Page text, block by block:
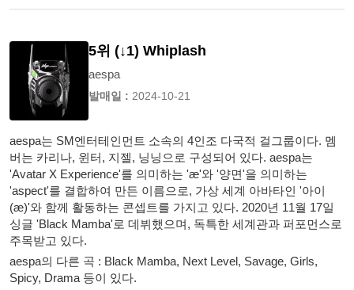
5위 (↓1) Whiplash
aespa
발매일 : 2024-10-21
aespa는 SM엔터테인먼트 소속의 4인조 다국적 걸그룹이다. 멤
버는 카리나, 윈터, 지젤, 닝닝으로 구성되어 있다. aespa는
'Avatar X Experience'를 의미하는 'æ'와 '양면'을 의미하는
'aspect'를 결합하여 만든 이름으로, 가상 세계 아바타인 '아이
(æ)'와 함께 활동하는 콘셉트를 가지고 있다. 2020년 11월 17일
싱글 'Black Mamba'로 데뷔했으며, 독특한 세계관과 퍼포먼스로
주목받고 있다.
aespa의 다른 곡 : Black Mamba, Next Level, Savage, Girls,
Spicy, Drama 등이 있다.